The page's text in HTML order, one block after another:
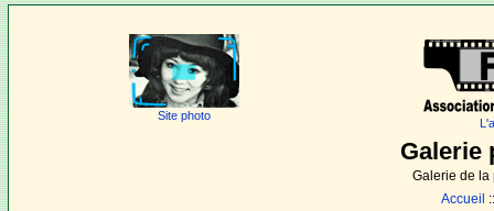
Site photo
Galerie
Galerie de la
Accueil